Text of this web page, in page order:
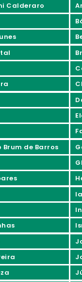
Calderaro
Brum de Barros